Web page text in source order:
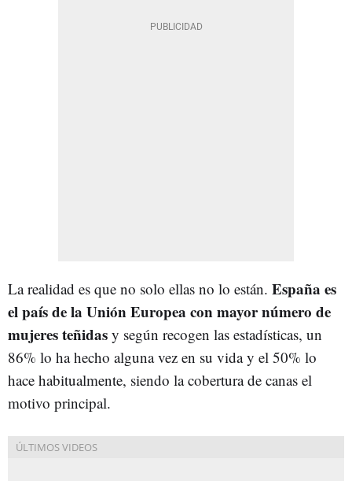
La realidad es que no solo ellas no lo están. España es
el país de la Unión Europea con mayor número de
mujeres teñidas y según recogen las estadísticas, un
86% lo ha hecho alguna vez en su vida y el 50% lo
hace habitualmente, siendo la cobertura de canas el
motivo principal.